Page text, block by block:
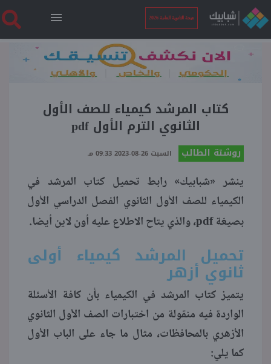
نتيجة الثانوية العامة 2026
الرئيسية
نتيجة الثانوية العامة 2026
فنجان قهوة
بوابة الطلبة
ملفات
منوعات
كتاب المرشد كيمياء للصف الأول
الثانوي الترم الأول pdf
روشتة الطالب السبت 26-08-2023 09:33 مـ
ينشر «شبابيك» رابط تحميل كتاب المرشد في
الكيمياء للصف الأول الثانوي الفصل الدراسي الأول
بصيغةpdf، والذي يتاح الاطلاع عليه أون لاين أيضا.
تحميل المرشد كيمياء أولى
ثانوي أزهر
يتميز كتاب المرشد في الكيمياء بأن كافة الأسئلة
الواردة فيه منقولة من اختبارات الصف الأول الثانوي
الأزهري بالمحافظات، مثال ما جاء على الباب الأول
كما يلي: